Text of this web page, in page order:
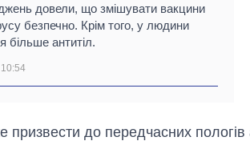
довели, що змішувати вакцини
безпечно. Крім того, у людини
більше антитіл.
призвести до передчасних пологів